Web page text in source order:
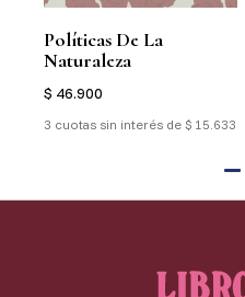
Políticas De La
Naturaleza
$ 46.900
3 cuotas sin interés de $ 15.633